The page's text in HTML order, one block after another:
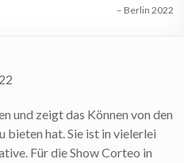
– Berlin 2022
und zeigt das Können von den
bieten hat. Sie ist in vielerlei
Für die Show Corteo in